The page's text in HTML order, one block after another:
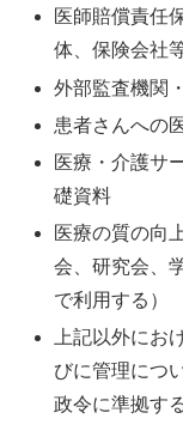
医師賠償責任
体、保険会社
外部監査機関
患者さんへの
医療・介護サ
礎資料
医療の質の向
会、研究会、
で利用する）
上記以外にお
びに管理につ
政令に準拠す